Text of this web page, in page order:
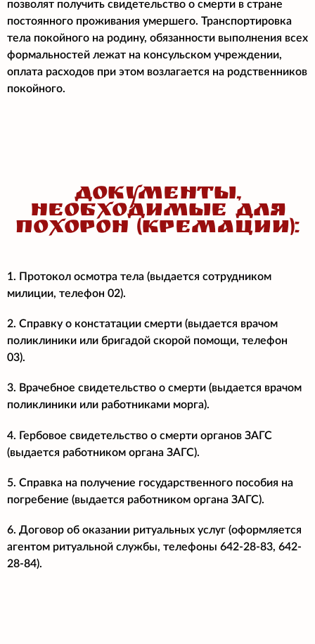
позволят получить свидетельство о смерти в стране
постоянного проживания умершего. Транспортировка
тела покойного на родину, обязанности выполнения всех
формальностей лежат на консульском учреждении,
оплата расходов при этом возлагается на родственников
покойного.
ДОКУМЕНТЫ,
НЕОБХОДИМЫЕ ДЛЯ
ПОХОРОН (КРЕМАЦИИ):
1. Протокол осмотра тела (выдается сотрудником
милиции, телефон 02).
2. Справку о констатации смерти (выдается врачом
поликлиники или бригадой скорой помощи, телефон
03).
3. Врачебное свидетельство о смерти (выдается врачом
поликлиники или работниками морга).
4. Гербовое свидетельство о смерти органов ЗАГС
(выдается работником органа ЗАГС).
5. Справка на получение государственного пособия на
погребение (выдается работником органа ЗАГС).
6. Договор об оказании ритуальных услуг (оформляется
агентом ритуальной службы, телефоны 642-28-83, 642-
28-84).